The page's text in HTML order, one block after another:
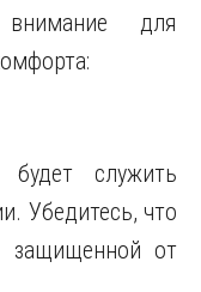
для
служить
Убедитесь, что
защищенной от